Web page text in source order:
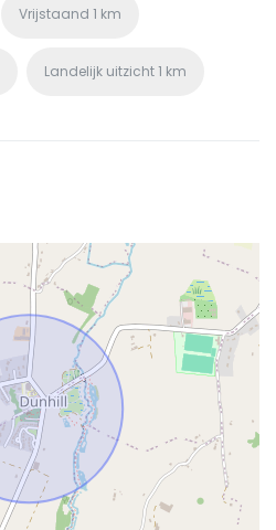
Vrijstaand 1 km
Landelijk uitzicht1 km